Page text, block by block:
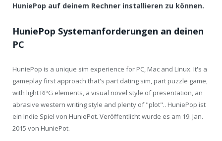
HuniePop auf deinem Rechner installieren zu können.
HuniePop Systemanforderungen an deinen
PC
HuniePop is a unique sim experience for PC, Mac and Linux. It's a
gameplay first approach that's part dating sim, part puzzle game,
with light RPG elements, a visual novel style of presentation, an
abrasive western writing style and plenty of "plot".. HuniePop ist
ein Indie Spiel von HuniePot. Veröffentlicht wurde es am 19. Jan.
2015 von HuniePot.